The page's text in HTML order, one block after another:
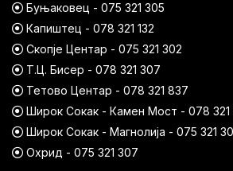
Буњаковец - 075 321 305
Капиштец - 078 321 132
Скопје Центар - 075 321 302
Т.Ц. Бисер - 078 321 307
Тетово Центар - 078 321 837
Широк Сокак - Камен Мост - 078 321
Широк Сокак - Магнолија - 075 321
Охрид - 075 321 307